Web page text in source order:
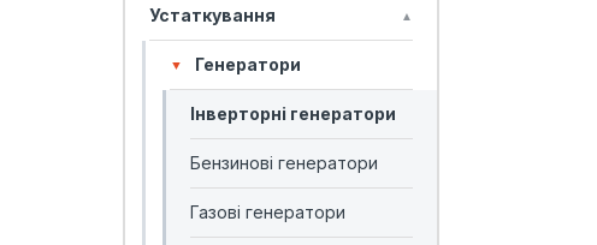
Устаткування ▲
▼ Генератори
Інверторні генератори
Бензинові генератори
Газові генератори